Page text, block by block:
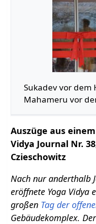
Sukadev vor dem
Mahameru vor
Auszüge aus
Vidya Journal Nr.
Czieschowitz
Nach nur anderthalb
eröffnete Yoga Vidya
großen Tag der
Gebäudekomplex.